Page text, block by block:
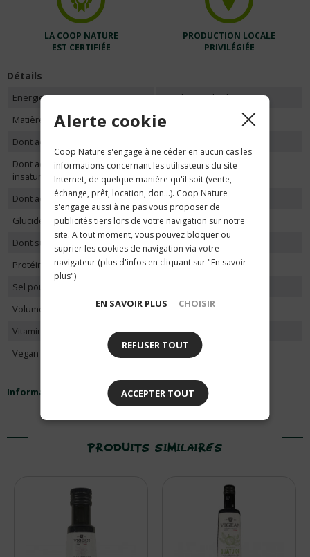
LA COOP NATURE
EST CERTIFIÉE
PRODUCTION LOCALE
PRIVILÉGIÉE
Détails
Energie pour 100g
3700 kj / 900 kcal
Matières grasses pour 100g
100g
Dont acides gras saturés
Dont acides gras mono-
insaturés
68g
Dont acides gras polyinsaturés
24g
Glucides pour 100g
0g
Dont sucres
0g
Protéines pour 100g
0g
Sel pour 100g
Volume ml
100
Vitamine E
32.5mg
Vegan
Informations nutritionnelles
PRODUITS SIMILAIRES
Alerte cookie
Coop Nature s'engage à ne céder en aucun cas les
informations concernant les utilisateurs du site
Internet, de quelque manière qu'il soit (vente,
échange, prêt, location, don...). Coop Nature
s'engage aussi à ne pas vous proposer de
publicités tiers lors de votre navigation sur notre
site. A tout moment, vous pouvez bloquer ou
suprier les cookies de navigation via votre
navigateur (plus d'infos en cliquant sur "En savoir
plus")
EN SAVOIR PLUS CHOISIR
REFUSER TOUT
ACCEPTER TOUT